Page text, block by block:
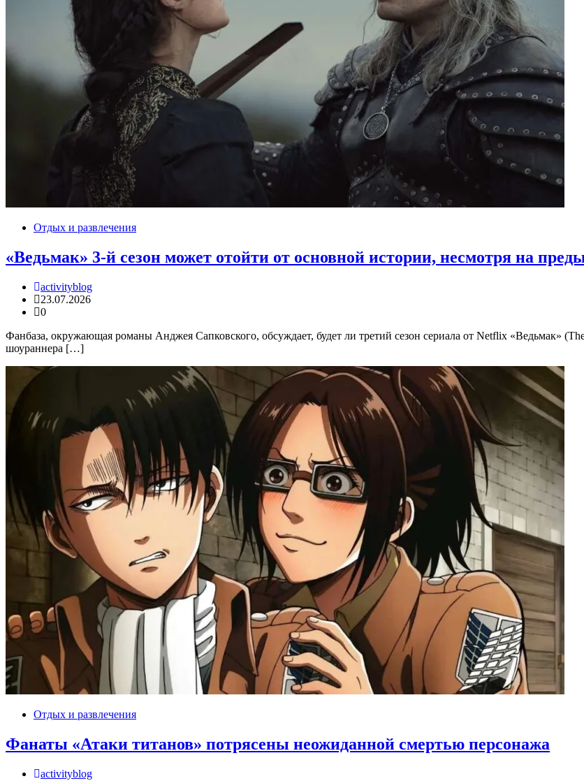
Отдых и развлечения
«Ведьмак» 3-й сезон может отойти от основной истории, несмотря на
activityblog
23.07.2026
0
Фанбаза, окружающая романы Анджея Сапковского, обсуждает, будет ли третий сезон сериала от Netflix «Ведьмак»
шоураннера […]
Отдых и развлечения
Фанаты «Атаки титанов» потрясены неожиданной смертью персонажа
activityblog